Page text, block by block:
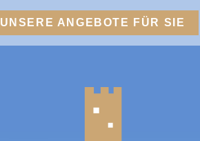
UNSERE ANGEBOTE FÜR SIE